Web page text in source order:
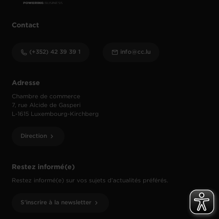
Restez informé(e)
Restez informé(e) sur vos sujets d’actualités préférés.
S'inscrire à la newsletter
Adresse
Chambre de commerce
7, rue Alcide de Gasperi
L-1615 Luxembourg-Kirchberg
Direction
Contact
(+352) 42 39 39 1 info@cc.lu